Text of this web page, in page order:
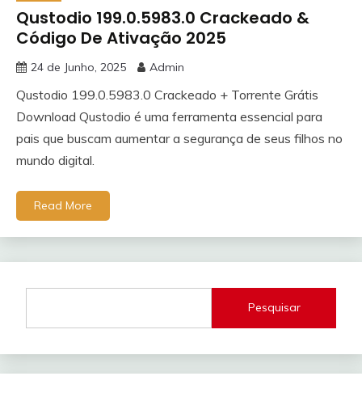
Qustodio 199.0.5983.0 Crackeado &
Código De Ativação 2025
24 de Junho, 2025 Admin
Qustodio 199.0.5983.0 Crackeado + Torrente Grátis
Download Qustodio é uma ferramenta essencial para
pais que buscam aumentar a segurança de seus filhos no
mundo digital.
Read More
Pesquisar